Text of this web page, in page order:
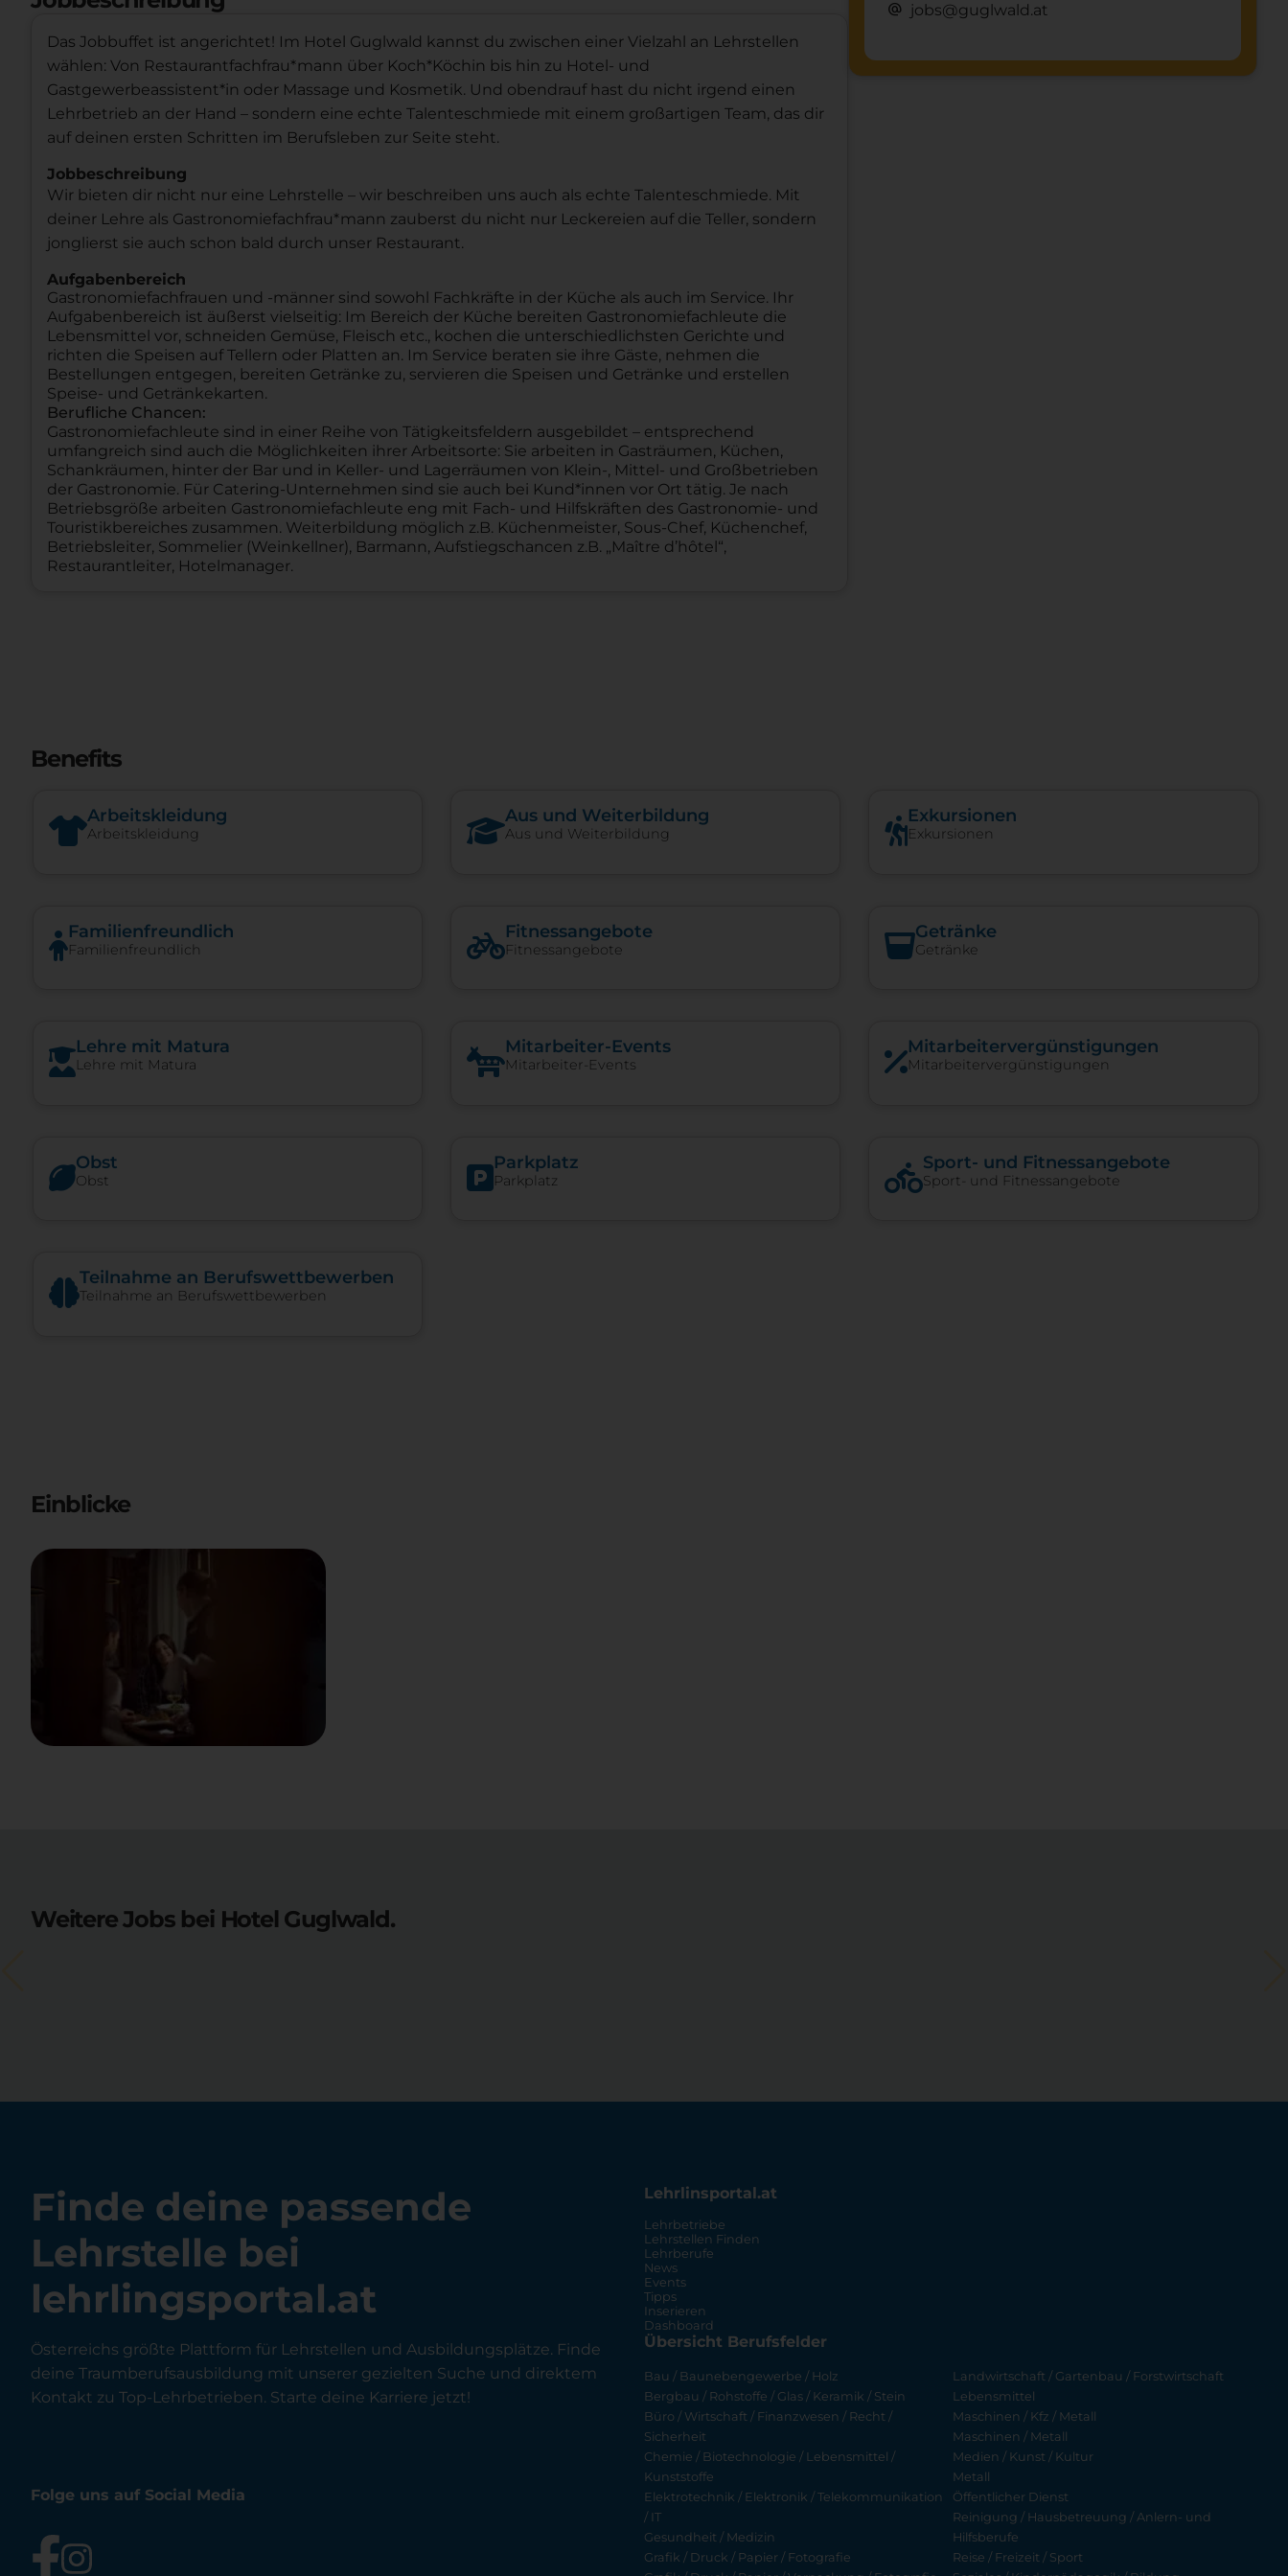
Das Jobbuffet ist angerichtet! Im Hotel Guglwald kannst du zwischen einer Vielzahl an Lehrstellen
wählen: Von Restaurantfachfrau*mann über Koch*Köchin bis hin zu Hotel- und
Gastgewerbeassistent*in oder Massage und Kosmetik. Und obendrauf hast du nicht irgend einen
Lehrbetrieb an der Hand – sondern eine echte Talenteschmiede mit einem großartigen Team, das dir
auf deinen ersten Schritten im Berufsleben zur Seite steht.
Jobbeschreibung
Wir bieten dir nicht nur eine Lehrstelle – wir beschreiben uns auch als echte Talenteschmiede. Mit
deiner Lehre als Gastronomiefachfrau*mann zauberst du nicht nur Leckereien auf die Teller, sondern
jonglierst sie auch schon bald durch unser Restaurant.
Aufgabenbereich
Gastronomiefachfrauen und -männer sind sowohl Fachkräfte in der Küche als auch im Service. Ihr
Aufgabenbereich ist äußerst vielseitig: Im Bereich der Küche bereiten Gastronomiefachleute die
Lebensmittel vor, schneiden Gemüse, Fleisch etc., kochen die unterschiedlichsten Gerichte und
richten die Speisen auf Tellern oder Platten an. Im Service beraten sie ihre Gäste, nehmen die
Bestellungen entgegen, bereiten Getränke zu, servieren die Speisen und Getränke und erstellen
Speise- und Getränkekarten.
Berufliche Chancen:
Gastronomiefachleute sind in einer Reihe von Tätigkeitsfeldern ausgebildet – entsprechend
umfangreich sind auch die Möglichkeiten ihrer Arbeitsorte: Sie arbeiten in Gasträumen, Küchen,
Schankräumen, hinter der Bar und in Keller- und Lagerräumen von Klein-, Mittel- und Großbetrieben
der Gastronomie. Für Catering-Unternehmen sind sie auch bei Kund*innen vor Ort tätig. Je nach
Betriebsgröße arbeiten Gastronomiefachleute eng mit Fach- und Hilfskräften des Gastronomie- und
Touristikbereiches zusammen. Weiterbildung möglich z.B. Küchenmeister, Sous-Chef, Küchenchef,
Betriebsleiter, Sommelier (Weinkellner), Barmann, Aufstiegschancen z.B. „Maître d’hôtel“,
Restaurantleiter, Hotelmanager.
alternate_email jobs@guglwald.at
Benefits
Arbeitskleidung
Arbeitskleidung
Aus und Weiterbildung
Aus und Weiterbildung
Exkursionen
Exkursionen
Familienfreundlich
Familienfreundlich
Fitnessangebote
Fitnessangebote
Getränke
Getränke
Lehre mit Matura
Lehre mit Matura
Mitarbeiter-Events
Mitarbeiter-Events
Mitarbeiter­vergünstigungen
Mitarbeiter­vergünstigungen
Obst
Obst
Parkplatz
Parkplatz
Sport- und Fitnessangebote
Sport- und Fitnessangebote
Teilnahme an Berufswettbewerben
Teilnahme an Berufswettbewerben
Einblicke
Weitere Jobs bei Hotel Guglwald.
Finde deine passende
Lehrstelle bei
lehrlingsportal.at
Österreichs größte Plattform für Lehrstellen und Ausbildungsplätze. Finde
deine Traumberufsausbildung mit unserer gezielten Suche und direktem
Kontakt zu Top-Lehrbetrieben. Starte deine Karriere jetzt!
Folge uns auf Social Media
Lehrlinsportal.at
Lehrbetriebe
Lehrstellen Finden
Lehrberufe
News
Events
Tipps
Inserieren
Dashboard
Übersicht Berufsfelder
Bau / Baunebengewerbe / Holz
Bergbau / Rohstoffe / Glas / Keramik / Stein
Büro / Wirtschaft / Finanzwesen / Recht /
Sicherheit
Chemie / Biotechnologie / Lebensmittel /
Kunststoffe
Elektrotechnik / Elektronik / Telekommunikation
/ IT
Gesundheit / Medizin
Grafik / Druck / Papier / Fotografie
Landwirtschaft / Gartenbau / Forstwirtschaft
Lebensmittel
Maschinen / Kfz / Metall
Maschinen / Metall
Medien / Kunst / Kultur
Metall
Öffentlicher Dienst
Reinigung / Hausbetreuung / Anlern- und
Hilfsberufe
Reise / Freizeit / Sport